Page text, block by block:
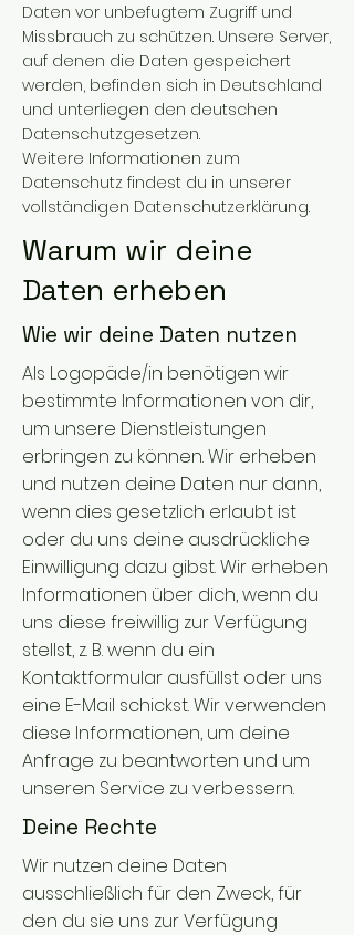
Daten vor unbefugtem Zugriff und
Missbrauch zu schützen. Unsere Server,
auf denen die Daten gespeichert
werden, befinden sich in Deutschland
und unterliegen den deutschen
Datenschutzgesetzen.
Weitere Informationen zum
Datenschutz findest du in unserer
vollständigen Datenschutzerklärung.
Warum wir deine
Daten erheben
Wie wir deine Daten nutzen
Als Logopäde/in benötigen wir
bestimmte Informationen von dir,
um unsere Dienstleistungen
erbringen zu können. Wir erheben
und nutzen deine Daten nur dann,
wenn dies gesetzlich erlaubt ist
oder du uns deine ausdrückliche
Einwilligung dazu gibst. Wir erheben
Informationen über dich, wenn du
uns diese freiwillig zur Verfügung
stellst, z. B. wenn du ein
Kontaktformular ausfüllst oder uns
eine E-Mail schickst. Wir verwenden
diese Informationen, um deine
Anfrage zu beantworten und um
unseren Service zu verbessern.
Deine Rechte
Wir nutzen deine Daten
ausschließlich für den Zweck, für
den du sie uns zur Verfügung